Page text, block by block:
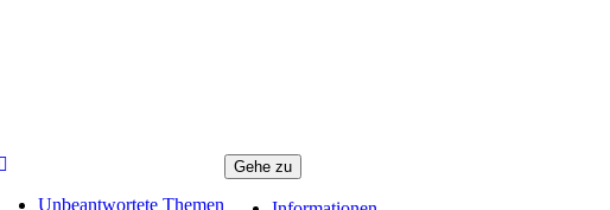
Gehe zu
Unbeantwortete Themen